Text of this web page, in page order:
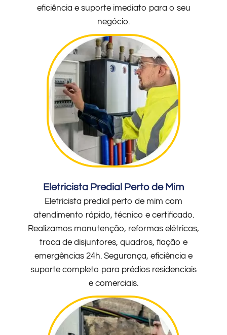
eficiência e suporte imediato para o seu
negócio.
Eletricista Predial Perto de Mim
Eletricista predial perto de mim com
atendimento rápido, técnico e certificado.
Realizamos manutenção, reformas elétricas,
troca de disjuntores, quadros, fiação e
emergências 24h. Segurança, eficiência e
suporte completo para prédios residenciais
e comerciais.